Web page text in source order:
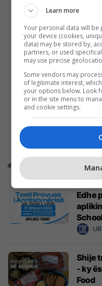
Promo
Edhe
të
Shije
- ky është suxhuku i Meka Halal
Food
Learn more
Your personal data will
your device (cookies,
data) may be stored by,
partners, or used
may use precise
Some vendors may
of legitimate interest,
your options below. Look
or in the site menu to
and cookie settings.